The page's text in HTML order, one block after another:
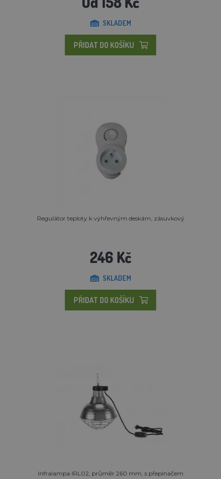
SKLADEM
PŘIDAT DO KOŠÍKU
Regulátor teploty k výhřevným deskám, zásuvkový
246 Kč
SKLADEM
PŘIDAT DO KOŠÍKU
Infralampa IRL02, průměr 260 mm, s přepínačem